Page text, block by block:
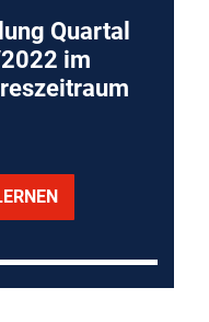
Quartal
im